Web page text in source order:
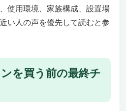
使用環境、家族構成、設置場
い人の声を優先して読むと参
を買う前の最終チ